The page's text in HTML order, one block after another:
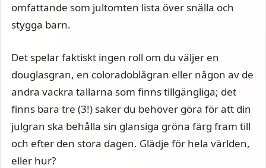
omfattande som jultomten lista över snälla och
stygga barn.
Det spelar faktiskt ingen roll om du väljer en
douglasgran, en coloradoblågran eller någon av de
andra vackra tallarna som finns tillgängliga; det
finns bara tre (3!) saker du behöver göra för att din
julgran ska behålla sin glansiga gröna färg fram till
och efter den stora dagen. Glädje för hela världen,
eller hur?